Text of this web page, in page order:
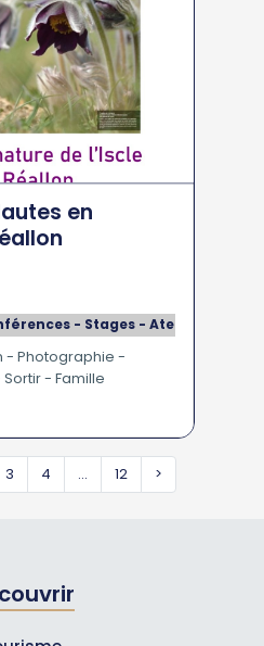
en
- Stages - Ateliers
les Enfants
- Photographie -
- Famille
3 4 ... 12 >